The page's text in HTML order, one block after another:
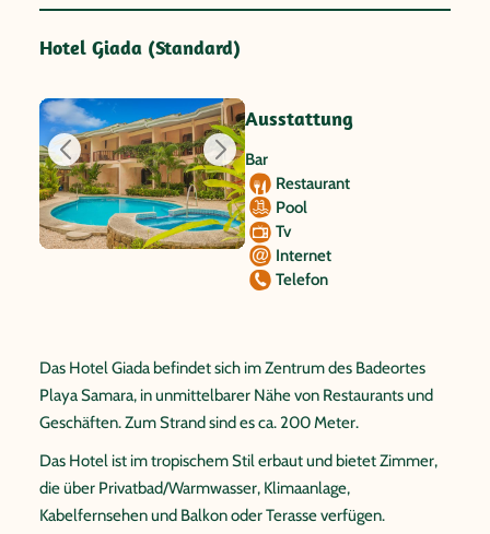
Hotel Giada (Standard)
Ausstattung
Bar
Restaurant
Pool
Tv
Internet
Telefon
Das Hotel Giada befindet sich im Zentrum des Badeortes
Playa Samara, in unmittelbarer Nähe von Restaurants und
Geschäften. Zum Strand sind es ca. 200 Meter.
Das Hotel ist im tropischem Stil erbaut und bietet Zimmer,
die über Privatbad/Warmwasser, Klimaanlage,
Kabelfernsehen und Balkon oder Terasse verfügen.